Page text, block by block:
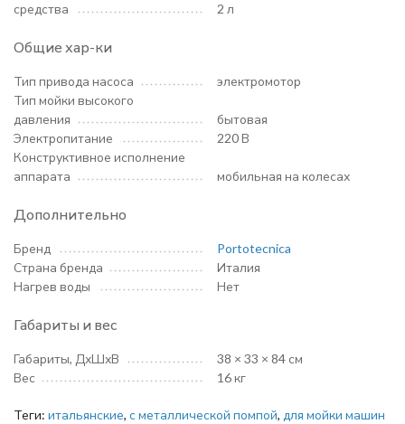
средства
2 л
Общие хар-ки
Тип привода насоса
электромотор
Тип мойки высокого
давления
бытовая
Электропитание
220 В
Конструктивное исполнение
аппарата
мобильная на колесах
Дополнительно
Бренд
Portotecnica
Страна бренда
Италия
Нагрев воды
Нет
Габариты и вес
Габариты, ДхШхВ
38 × 33 × 84 см
Вес
16 кг
Теги: итальянские, с металлической помпой, для мойки машин